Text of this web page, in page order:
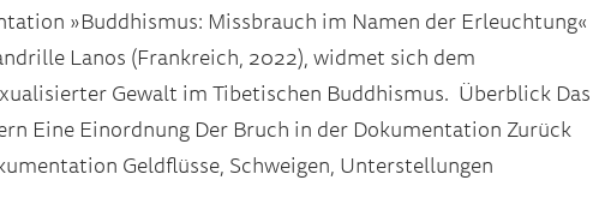
»Buddhismus: Missbrauch im Namen der Erleuchtung«
Lanos (Frankreich, 2022), widmet sich dem
Gewalt im Tibetischen Buddhismus. Überblick Das
Eine Einordnung Der Bruch in der Dokumentation Zurück
Geldflüsse, Schweigen, Unterstellungen